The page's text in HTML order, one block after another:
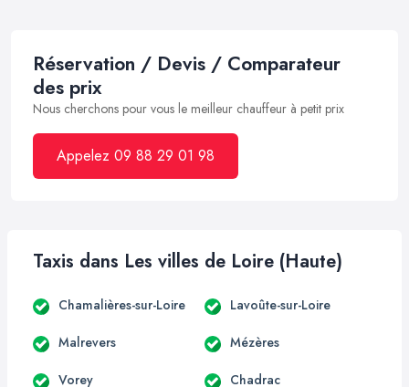
Réservation / Devis / Comparateur
des prix
Nous cherchons pour vous le meilleur chauffeur à petit prix
Appelez 09 88 29 01 98
Taxis dans Les villes de Loire (Haute)
Chamalières-sur-Loire Lavoûte-sur-Loire
Malrevers Mézères
Vorey Chadrac